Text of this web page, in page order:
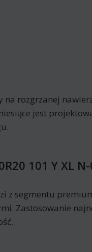
rozgrzanej
jest
101 Y XL N-
z segmentu
Zastosowanie